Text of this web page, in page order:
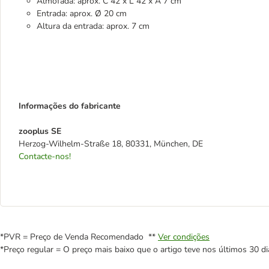
Entrada: aprox. Ø 20 cm
Altura da entrada: aprox. 7 cm
Informações do fabricante
zooplus SE
Herzog-Wilhelm-Straße 18, 80331, München, DE
Contacte-nos!
*PVR = Preço de Venda Recomendado ** Ver condições
*Preço regular = O preço mais baixo que o artigo teve nos últimos 30